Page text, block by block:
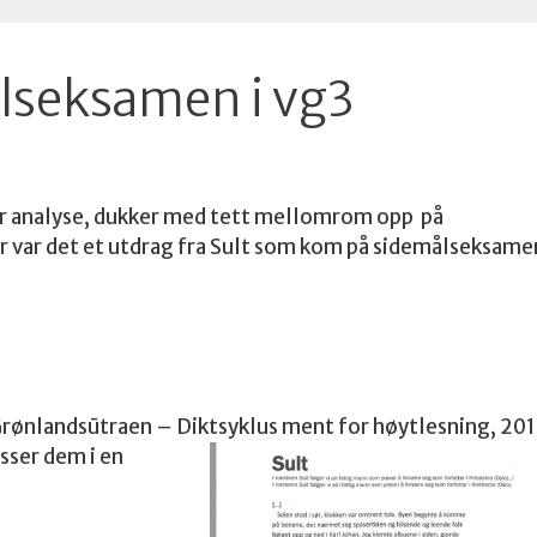
i vg3
dukker med tett mellomrom opp på
var det et utdrag fra Sult som kom på
– Diktsyklus ment for høytlesning,
dem i en